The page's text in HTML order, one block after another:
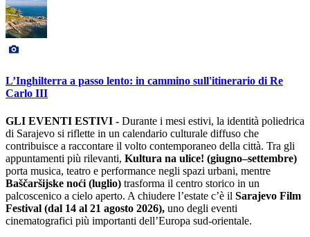
L’Inghilterra a passo lento: in cammino sull'itinerario di Re
Carlo III
GLI EVENTI ESTIVI - Durante i mesi estivi, la identità poliedrica
di Sarajevo si riflette in un calendario culturale diffuso che
contribuisce a raccontare il volto contemporaneo della città. Tra gli
appuntamenti più rilevanti, Kultura na ulice! (giugno–settembre)
porta musica, teatro e performance negli spazi urbani, mentre
Baščaršijske noći (luglio) trasforma il centro storico in un
palcoscenico a cielo aperto. A chiudere l’estate c’è il Sarajevo Film
Festival (dal 14 al 21 agosto 2026), uno degli eventi
cinematografici più importanti dell’Europa sud-orientale.